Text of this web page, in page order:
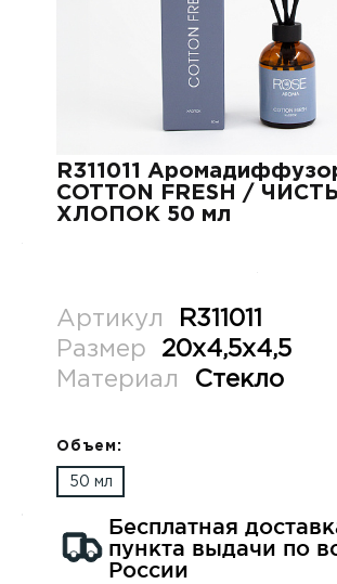
R311011
COTTON FRESH /
ХЛОПОК 50 мл
Артикул
R311011
Размер
20х4,5х4,5
Материал
Стекло
Объем:
50 мл
Бесплатная
пункта выдачи по
России